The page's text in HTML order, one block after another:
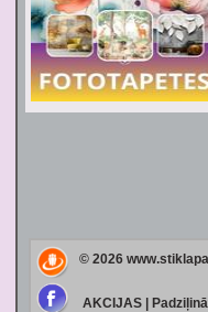
© 2026
AKCIJAS|